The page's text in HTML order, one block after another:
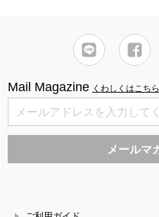
Mail Magazine くわしくはこちら